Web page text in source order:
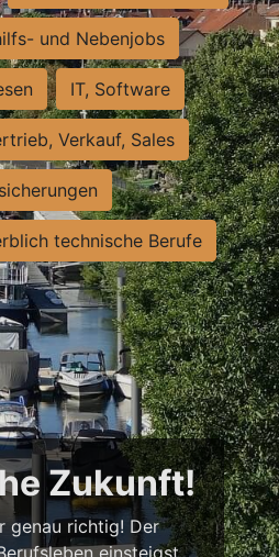
und Nebenjobs
IT, Software
Verkauf, Sales
technische Berufe
Zukunft!
genau richtig! Der